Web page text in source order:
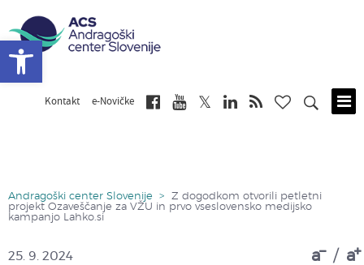
Kontakt e-Novičke
Andragoški center Slovenije >
Z dogodkom otvorili petletni
projekt Ozaveščanje za VŽU in prvo vseslovensko medijsko
kampanjo Lahko.si
a / a
25. 9. 2024
Open toolbar